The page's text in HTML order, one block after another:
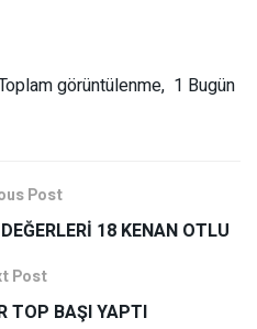
görüntülenme, 1 Bugün
Post
18 KENAN OTLU
Post
TOP BAŞI YAPTI